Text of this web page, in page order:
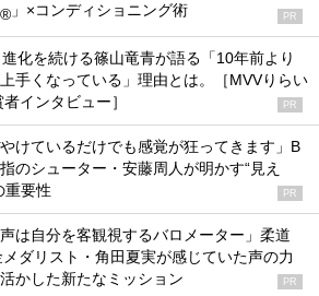
® 」×コンディショニング術 PR
化を続ける篠山竜青が語る「10年前より
手くなっている」理由とは。［MVVりらい
インタビュー］
PR
やけているだけでも感覚が狂ってきます」B
のシューター・安藤周人が明かす“見え
重要性
PR
声は自分を客観視するバロメーター」柔道
ダリスト・角田夏実が感じていた声の力
かした新たなミッション
PR